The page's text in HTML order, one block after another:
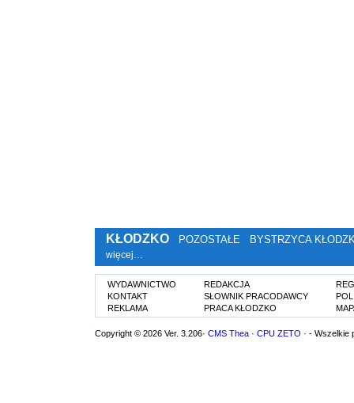
KŁODZKO POZOSTAŁE BYSTRZYCA
więcej…
WYDAWNICTWO
KONTAKT
REKLAMA
REDAKCJA
SŁOWNIK PRACODAWCY
PRACA KŁODZKO
Copyright © 2026 Ver. 3.206· CMS Thea · CPU ZETO · - Wszelkie